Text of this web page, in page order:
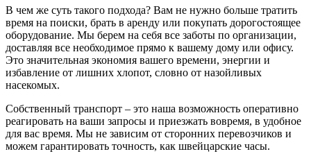
В чем же суть такого подхода? Вам не нужно больше тратить
время на поиски, брать в аренду или покупать дорогостоящее
оборудование. Мы берем на себя все заботы по организации,
доставляя все необходимое прямо к вашему дому или офису.
Это значительная экономия вашего времени, энергии и
избавление от лишних хлопот, словно от назойливых
насекомых.
Собственный транспорт – это наша возможность оперативно
реагировать на ваши запросы и приезжать вовремя, в удобное
для вас время. Мы не зависим от сторонних перевозчиков и
можем гарантировать точность, как швейцарские часы.